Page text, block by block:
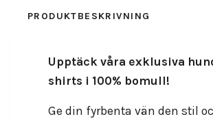
PRODUKTBESKRIVNING
Upptäck våra exklusiva
shirts i 100% bomull!
Ge din fyrbenta vän den stil